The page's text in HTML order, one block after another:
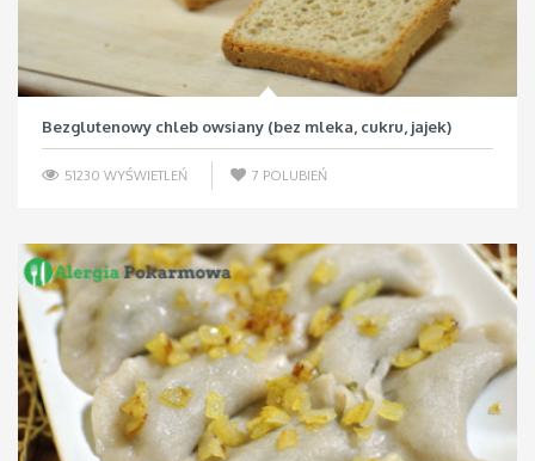
Bezglutenowy chleb owsiany (bez mleka, cukru, jajek)
51230 WYŚWIETLEŃ 7 POLUBIEŃ